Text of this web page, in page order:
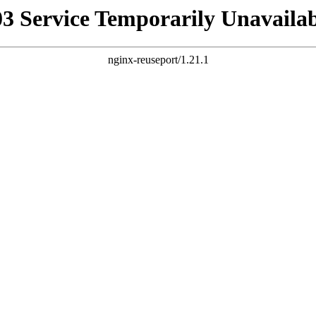
Service Temporarily
nginx-reuseport/1.21.1